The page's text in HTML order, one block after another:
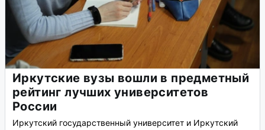
Иркутские вузы вошли в предметный
рейтинг лучших университетов
России
Иркутский государственный университет и Иркутский